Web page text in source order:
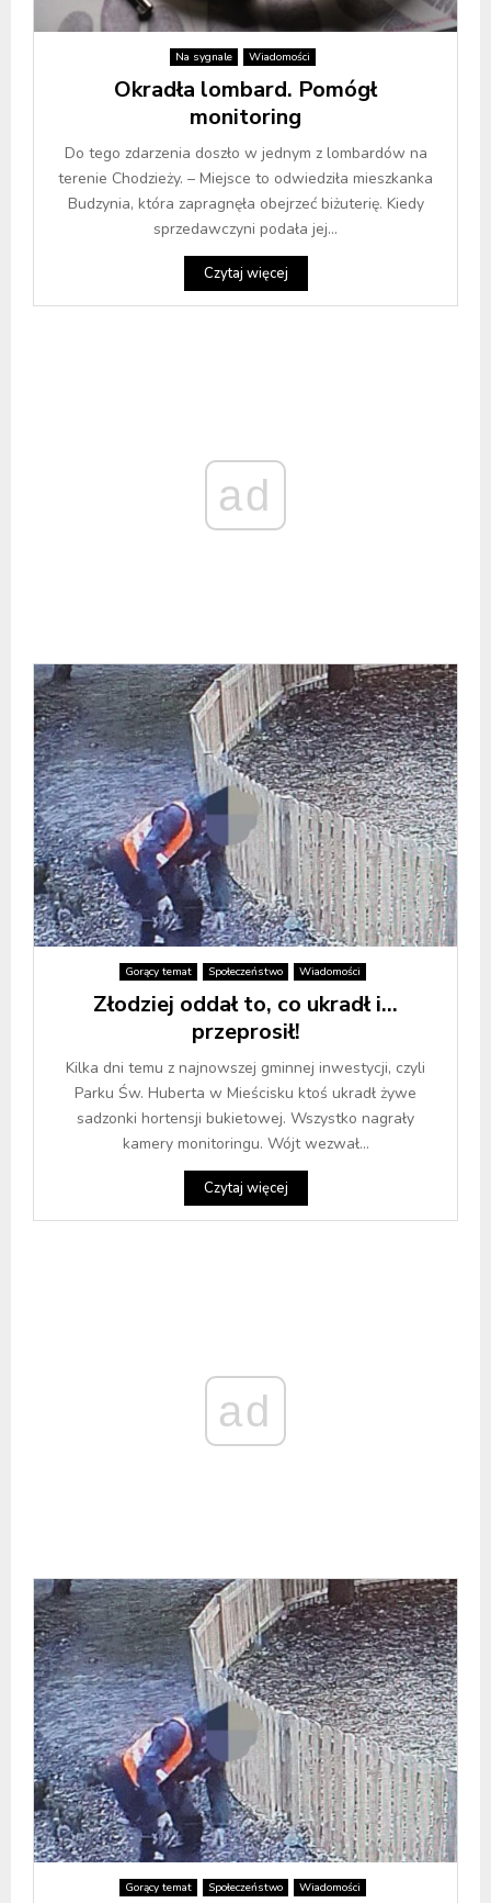
Na sygnale Wiadomości
Okradła lombard. Pomógł
monitoring
Do tego zdarzenia doszło w jednym z lombardów na
terenie Chodzieży. – Miejsce to odwiedziła mieszkanka
Budzynia, która zapragnęła obejrzeć biżuterię. Kiedy
sprzedawczyni podała jej...
Czytaj więcej
ad
Gorący temat Społeczeństwo Wiadomości
Złodziej oddał to, co ukradł i…
przeprosił!
Kilka dni temu z najnowszej gminnej inwestycji, czyli
Parku Św. Huberta w Mieścisku ktoś ukradł żywe
sadzonki hortensji bukietowej. Wszystko nagrały
kamery monitoringu. Wójt wezwał...
Czytaj więcej
ad
Gorący temat Społeczeństwo Wiadomości